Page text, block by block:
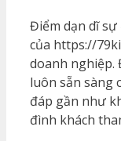
Điểm dạn dĩ
của https://
doanh
luôn sẵn sàng
đáp gần như
đình khách